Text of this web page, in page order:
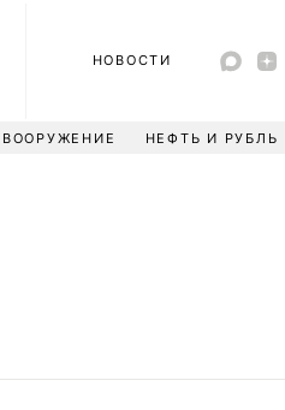
НОВОСТИ
НЕФТЬ И РУБЛЬ